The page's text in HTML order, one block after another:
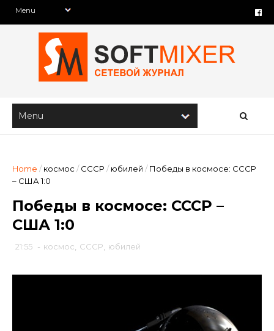
Home / космос / СССР / юбилей / Победы в космосе: СССР
– США 1:0
Победы в космосе: СССР –
США 1:0
21:55 - космос СССР юбилей